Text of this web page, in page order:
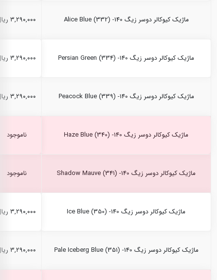
ماژیک کیوکالر دوسر زیگ Alice Blue (332) -140 ۳,۲۹۰,۰۰۰ ریال
ماژیک کیوکالر دوسر زیگ Persian Green (334) -140 ۳,۲۹۰,۰۰۰ ریال
ماژیک کیوکالر دوسر زیگ Peacock Blue (339) -140 ۳,۲۹۰,۰۰۰ ریال
ماژیک کیوکالر دوسر زیگ Haze Blue (340) -140 ناموجود
ماژیک کیوکالر دوسر زیگ Shadow Mauve (341) -140 ناموجود
ماژیک کیوکالر دوسر زیگ Ice Blue (350) -140 ۳,۲۹۰,۰۰۰ ریال
ماژیک کیوکالر دوسر زیگ Pale Iceberg Blue (351) -140 ۳,۲۹۰,۰۰۰ ریال